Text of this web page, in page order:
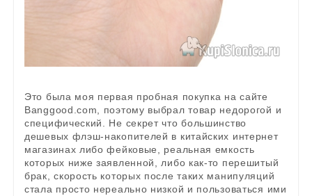
Это была моя первая пробная покупка на сайте
Banggood.com, поэтому выбрал товар недорогой и
специфический. Не секрет что большинство
дешевых флэш-накопителей в китайских интернет
магазинах либо фейковые, реальная емкость
которых ниже заявленной, либо как-то перешитый
брак, скорость которых после таких манипуляций
стала просто нереально низкой и пользоваться ими